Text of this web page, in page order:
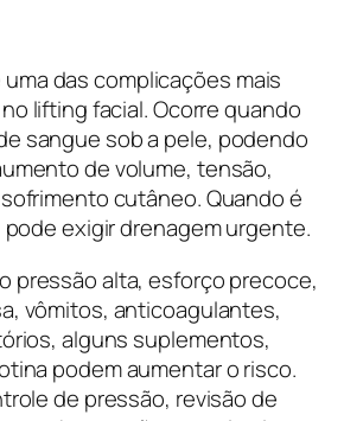
das complicações mais
lifting facial. Ocorre quando
sangue sob a pele, podendo
de volume, tensão,
cutâneo. Quando é
exigir drenagem urgente.
pressão alta, esforço precoce,
vômitos, anticoagulantes,
alguns suplementos,
podem aumentar o risco.
de pressão, revisão de